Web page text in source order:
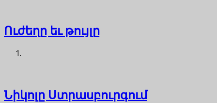
Ուժեղը եւ թույլը
Նիկոլը Ստրասբուրգում